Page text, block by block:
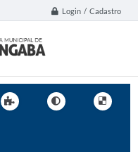
Login / Cadastro